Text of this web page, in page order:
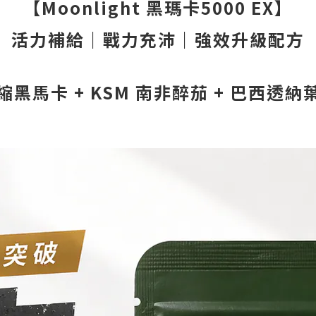
【Moonlight 黑瑪卡5000 EX】
活力補給｜戰力充沛 ｜ 強效升級配方
黑馬卡 + KSM 南非醉茄 + 巴西透納